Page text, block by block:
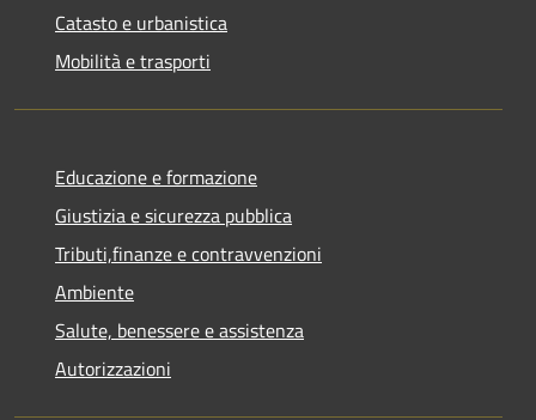
Catasto e urbanistica
Mobilità e trasporti
Educazione e formazione
Giustizia e sicurezza pubblica
Tributi,finanze e contravvenzioni
Ambiente
Salute, benessere e assistenza
Autorizzazioni